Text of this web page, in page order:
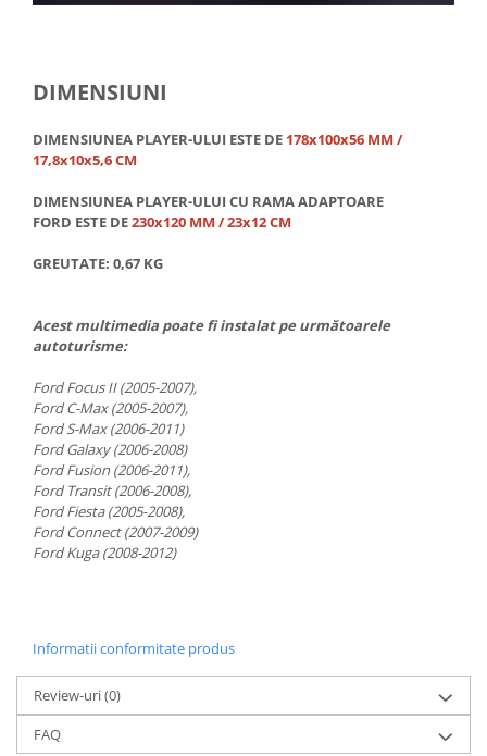
Conectică Suzuki
Conectică Renault
Conectică Kia
Conectică Hyundai
Conectică Seat
Conectică Porsche
Conectică Toyota
Conectică Nissan
DIMENSIUNI
DIMENSIUNEA PLAYER-ULUI ESTE DE 178x100x56 MM /
17,8x10x5,6 CM
DIMENSIUNEA PLAYER-ULUI CU RAMA ADAPTOARE
FORD ESTE DE230x120 MM / 23x12 CM
GREUTATE: 0,67 KG
Acest multimedia poate fi instalat pe următoarele
autoturisme:
Ford Focus II (2005-2007),
Ford C-Max (2005-2007),
Ford S-Max (2006-2011)
Ford Galaxy (2006-2008)
Ford Fusion (2006-2011),
Ford Transit (2006-2008),
Ford Fiesta (2005-2008),
Ford Connect (2007-2009)
Ford Kuga (2008-2012)
Informatii conformitate produs
Review-uri(0)
FAQ